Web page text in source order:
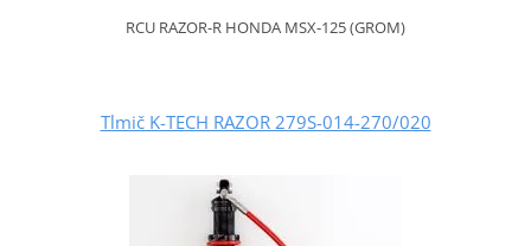
RCU RAZOR-R HONDA MSX-125 (GROM)
Tlmič K-TECH RAZOR 279S-014-270/020